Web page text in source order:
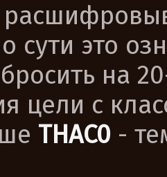
сути это
на
цели с
THAC0 -